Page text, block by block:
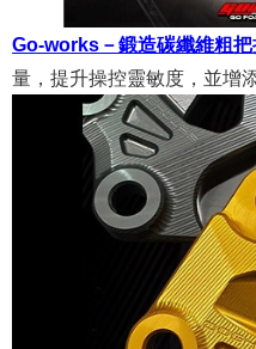
Go-works－鍛造碳纖維粗把
量，提升操控靈敏度，並增